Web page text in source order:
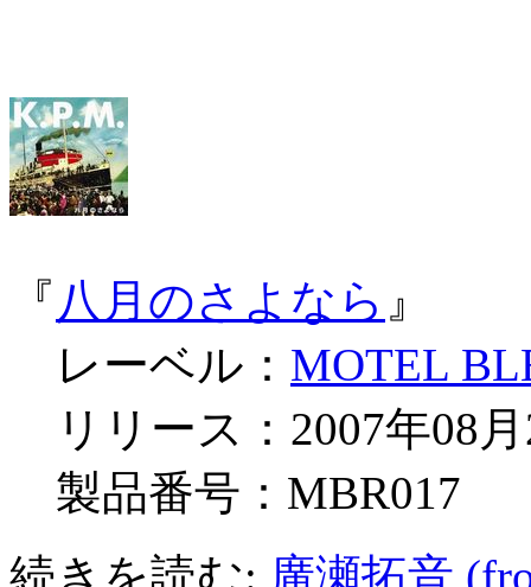
『 八月のさよなら 』
レーベル： MOTEL
リリース：2007年08
製品番号：MBR017
続きを読む: 廣瀬拓音